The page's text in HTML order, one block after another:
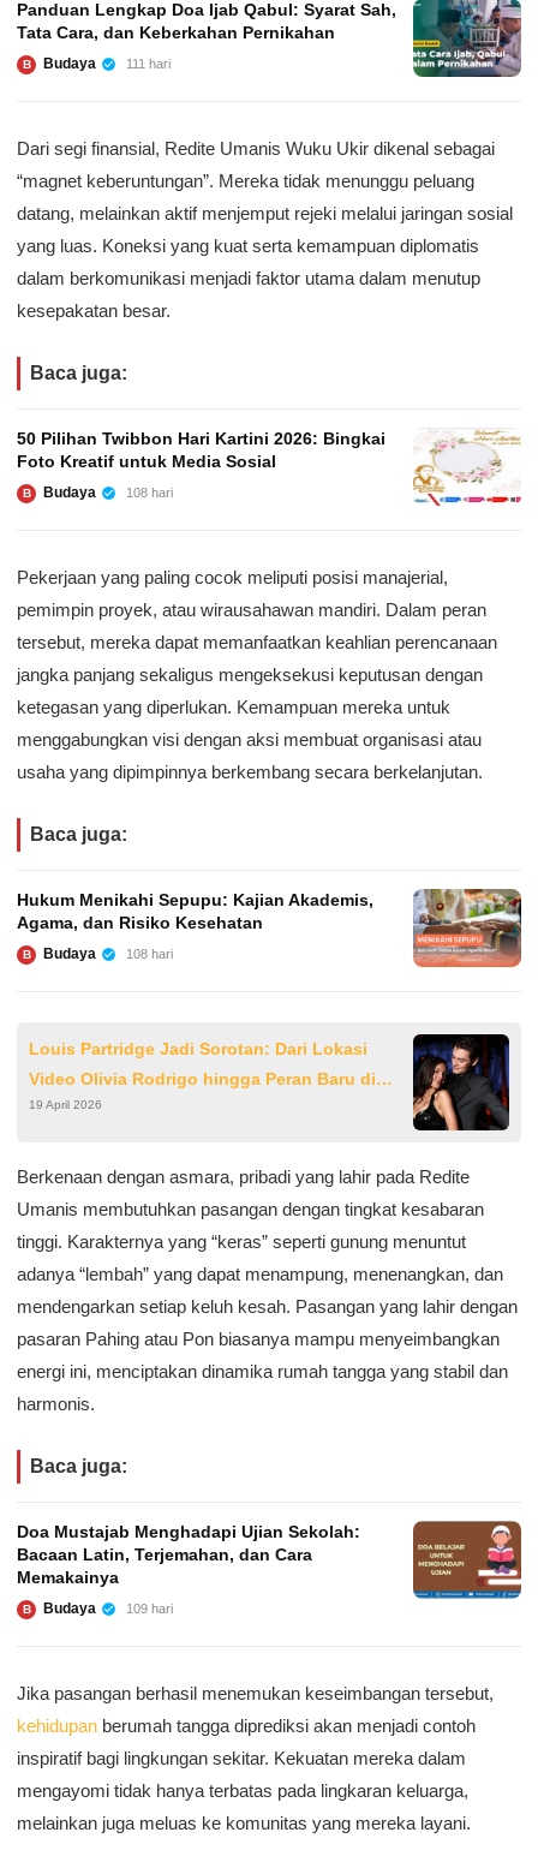
Panduan Lengkap Doa Ijab Qabul: Syarat Sah,
Tata Cara, dan Keberkahan Pernikahan
B Budaya 111 hari
Dari segi finansial, Redite Umanis Wuku Ukir dikenal sebagai
“magnet keberuntungan”. Mereka tidak menunggu peluang
datang, melainkan aktif menjemput rejeki melalui jaringan sosial
yang luas. Koneksi yang kuat serta kemampuan diplomatis
dalam berkomunikasi menjadi faktor utama dalam menutup
kesepakatan besar.
Baca juga:
50 Pilihan Twibbon Hari Kartini 2026: Bingkai
Foto Kreatif untuk Media Sosial
B Budaya 108 hari
Pekerjaan yang paling cocok meliputi posisi manajerial,
pemimpin proyek, atau wirausahawan mandiri. Dalam peran
tersebut, mereka dapat memanfaatkan keahlian perencanaan
jangka panjang sekaligus mengeksekusi keputusan dengan
ketegasan yang diperlukan. Kemampuan mereka untuk
menggabungkan visi dengan aksi membuat organisasi atau
usaha yang dipimpinnya berkembang secara berkelanjutan.
Baca juga:
Hukum Menikahi Sepupu: Kajian Akademis,
Agama, dan Risiko Kesehatan
B Budaya 108 hari
Louis Partridge Jadi Sorotan: Dari Lokasi
Video Olivia Rodrigo hingga Peran Baru di
Film ‘Heartstopper’
19 April 2026
Berkenaan dengan asmara, pribadi yang lahir pada Redite
Umanis membutuhkan pasangan dengan tingkat kesabaran
tinggi. Karakternya yang “keras” seperti gunung menuntut
adanya “lembah” yang dapat menampung, menenangkan, dan
mendengarkan setiap keluh kesah. Pasangan yang lahir dengan
pasaran Pahing atau Pon biasanya mampu menyeimbangkan
energi ini, menciptakan dinamika rumah tangga yang stabil dan
harmonis.
Baca juga:
Doa Mustajab Menghadapi Ujian Sekolah:
Bacaan Latin, Terjemahan, dan Cara
Memakainya
B Budaya 109 hari
Jika pasangan berhasil menemukan keseimbangan tersebut,
kehidupan berumah tangga diprediksi akan menjadi contoh
inspiratif bagi lingkungan sekitar. Kekuatan mereka dalam
mengayomi tidak hanya terbatas pada lingkaran keluarga,
melainkan juga meluas ke komunitas yang mereka layani.